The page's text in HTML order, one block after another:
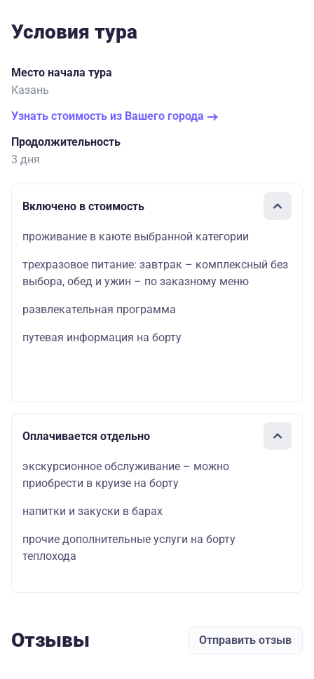
Условия тура
Место начала тура
Казань
Узнать стоимость из Вашего города
Продолжительность
3 дня
Включено в стоимость
проживание в каюте выбранной категории
трехразовое питание: завтрак – комплексный без
выбора, обед и ужин – по заказному меню
развлекательная программа
путевая информация на борту
Оплачивается отдельно
экскурсионное обслуживание – можно
приобрести в круизе на борту
напитки и закуски в барах
прочие дополнительные услуги на борту
теплохода
Отзывы Отправить отзыв